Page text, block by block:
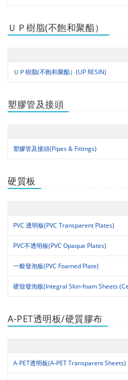
ＵＰ樹脂(不飽和聚酯）
ＵＰ樹脂(不飽和聚酯）(UP RESIN)
塑膠管及接頭
塑膠管及接頭(Pipes & Fittings)
硬質板
PVC 透明板(PVC Transparent Plates)
PVC不透明板(PVC Opaque Plates)
一般發泡板(PVC Foamed Plate)
硬殼發泡板(Integral Skin-foam Sheets
A-PET透明板/硬質膠布
A-PET透明板(A-PET Transparent Sheets)